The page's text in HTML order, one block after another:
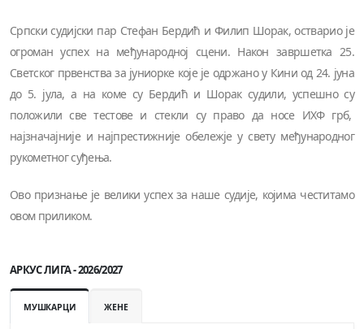
Српски судијски пар Стефан Бердић и Филип Шорак, остварио је
огроман успех на међународној сцени. Након завршетка 25.
Светског првенства за јуниорке које је одржано у Кини од 24. јуна
до 5. јула, а на коме су Бердић и Шорак судили, успешно су
положили све тестове и стекли су право да носе ИХФ грб,
најзначајније и најпрестижније обележје у свету међународног
рукометног суђења.
Ово признање је велики успех за наше судије, којима честитамо
овом приликом.
АРКУС ЛИГА - 2026/2027
МУШКАРЦИ ЖЕНЕ